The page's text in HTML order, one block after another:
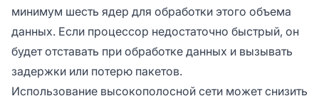
минимум шесть ядер для обработки этого объема
данных. Если процессор недостаточно быстрый, он
будет отставать при обработке данных и вызывать
задержки или потерю пакетов.
Использование высокополосной сети может снизить